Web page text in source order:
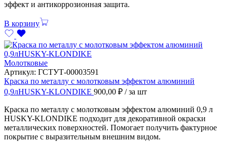
эффект и антикоррозионная защита.
В корзину
Молотковые
Артикул: ГСТУТ-00003591
Краска по металлу с молотковым эффектом алюминий
0,9лHUSKY-KLONDIKE 900,00 ₽ / за шт
Краска по металлу с молотковым эффектом алюминий 0,9 л
HUSKY-KLONDIKE подходит для декоративной окраски
металлических поверхностей. Помогает получить фактурное
покрытие с выразительным внешним видом.